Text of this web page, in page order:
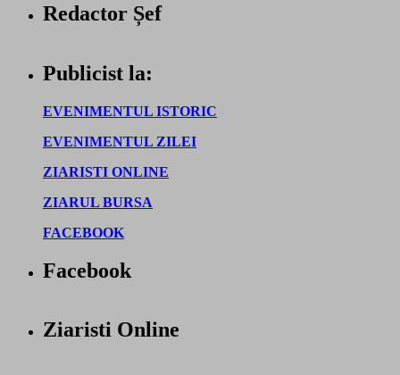
Redactor Șef
Publicist la:
EVENIMENTUL ISTORIC
EVENIMENTUL ZILEI
ZIARISTI ONLINE
ZIARUL BURSA
FACEBOOK
Facebook
Ziaristi Online